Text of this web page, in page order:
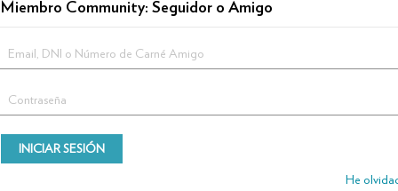
Miembro Community: Seguidor o Amigo
He